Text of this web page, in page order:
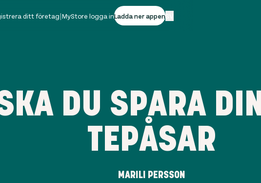
ditt företag|MyStore logga inLadda ner appen
SKA DU SPARA
TEPÅSAR
MARILI PERSSON